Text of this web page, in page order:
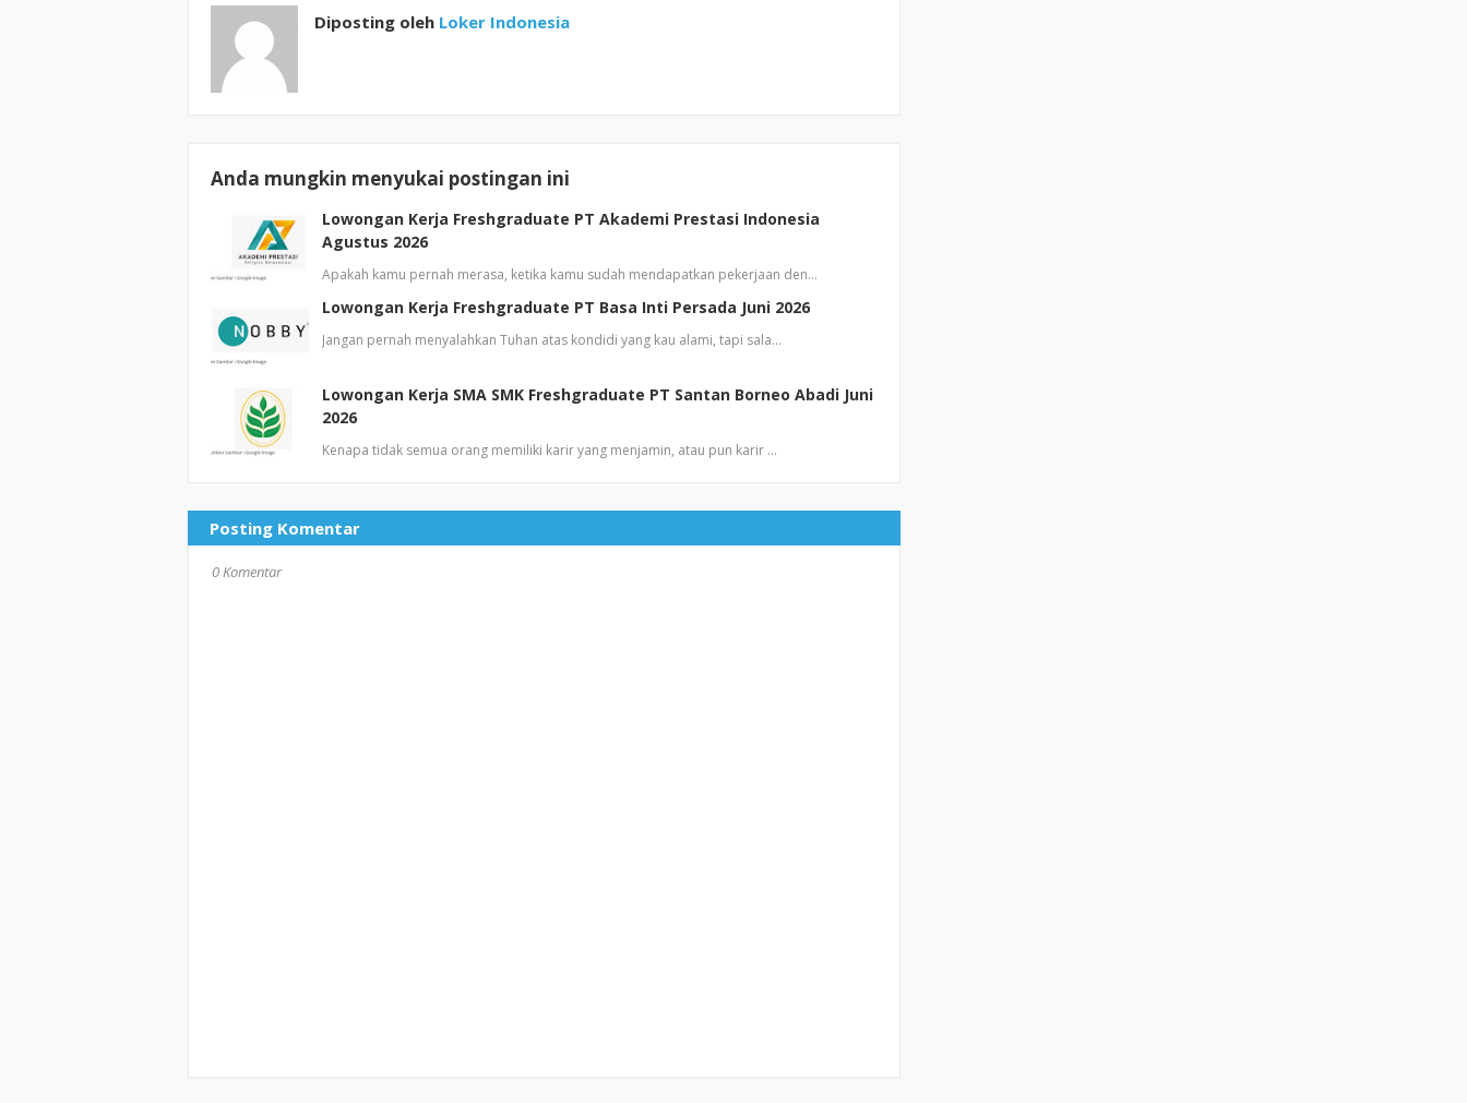
Diposting oleh Loker Indonesia
Anda mungkin menyukai postingan ini
Lowongan Kerja Freshgraduate PT Akademi Prestasi Indonesia
Agustus 2026
Apakah kamu pernah merasa, ketika kamu sudah mendapatkan pekerjaan den…
Lowongan Kerja Freshgraduate PT Basa Inti Persada Juni 2026
Jangan pernah menyalahkan Tuhan atas kondidi yang kau alami, tapi sala…
Lowongan Kerja SMA SMK Freshgraduate PT Santan Borneo Abadi Juni
2026
Kenapa tidak semua orang memiliki karir yang menjamin, atau pun karir …
Posting Komentar
0 Komentar